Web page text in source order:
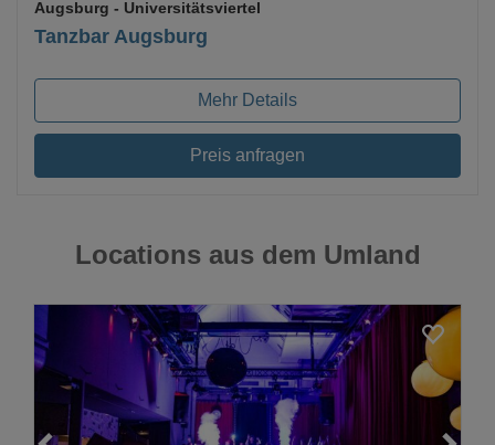
Tanzbar Augsburg
Augsburg - Universitätsviertel
Mehr Details
Preis anfragen
Locations aus dem Umland
Loading...